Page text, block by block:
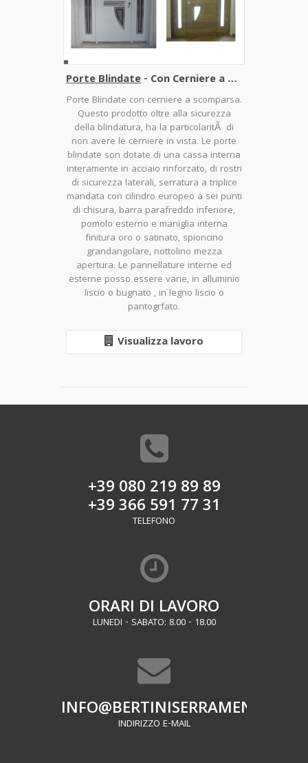
Porte Blindate- Con Cerniere a scomparsa
Porte Blindate con cerniere a scomparsa.
Questo prodotto oltre alla sicurezza
della blindatura, ha la particolaritÃ di
non avere le cerniere in vista. Le porte
blindate son dotate di una cassa interna
interamente in acciaio rinforzato, di rostri
di sicurezza laterali, serratura a triplice
mandata con cilindro europeo a sei punti
di chisura, barra parafreddo inferiore,
pomolo esterno e maniglia interna
finitura oro o satinato, spioncino
grandangolare, nottolino mezza
apertura. Le pannellature interne ed
esterne posso essere varie, in alluminio
liscio o bugnato , in legno liscio o
pantogrfato.
Visualizza lavoro
+39 080 219 89 89
+39 366 591 77 31
TELEFONO
ORARI DI LAVORO
LUNEDI - SABATO: 8.00 - 18.00
INFO@BERTINISERRAMENTI.IT
INDIRIZZO E-MAIL